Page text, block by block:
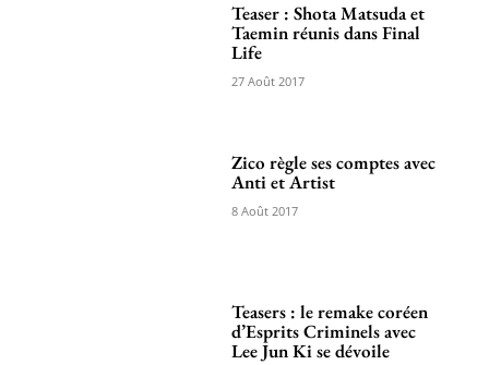
Teaser : Shota Matsuda et
Taemin réunis dans Final
Life
27 Août 2017
Zico règle ses comptes avec
Anti et Artist
8 Août 2017
Teasers : le remake coréen
d’Esprits Criminels avec
Lee Jun Ki se dévoile